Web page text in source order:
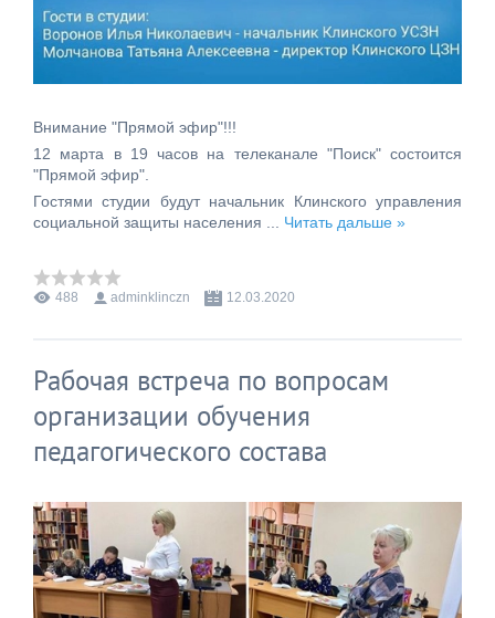
Внимание "Прямой эфир"!!!
12 марта в 19 часов на телеканале "Поиск" состоится
"Прямой эфир".
Гостями студии будут начальник Клинского управления
социальной защиты населения
Читать дальше »
488 adminklinczn 12.03.2020
Рабочая встреча по вопросам
организации обучения
педагогического состава